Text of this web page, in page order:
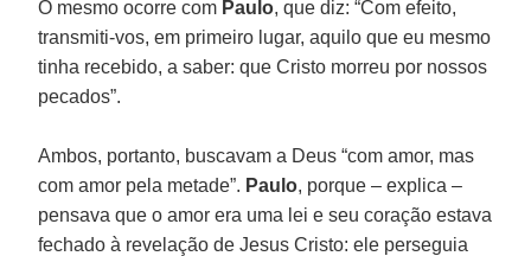
O mesmo ocorre com Paulo, que diz: “Com efeito,
transmiti-vos, em primeiro lugar, aquilo que eu mesmo
tinha recebido, a saber: que Cristo morreu por nossos
pecados”.
Ambos, portanto, buscavam a Deus “com amor, mas
com amor pela metade”. Paulo, porque – explica –
pensava que o amor era uma lei e seu coração estava
fechado à revelação de Jesus Cristo: ele perseguia